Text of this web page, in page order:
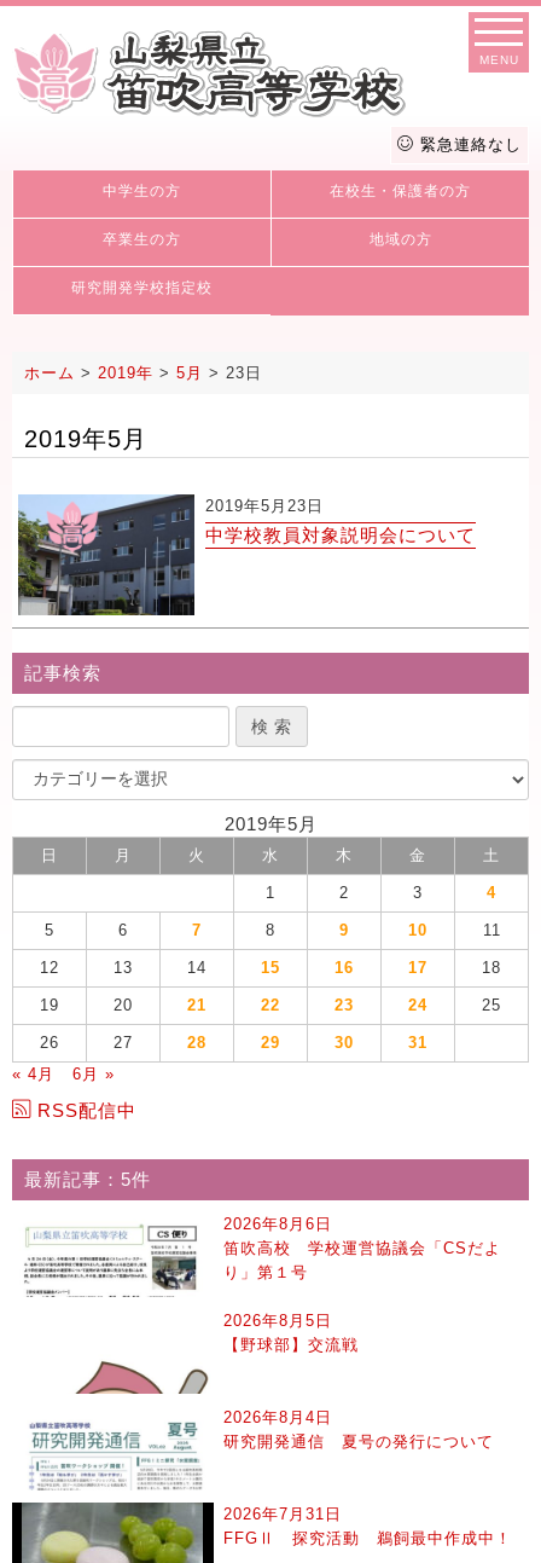
MENU
緊急連絡なし
中学生の方 在校生・保護者の方
卒業生の方 地域の方
研究開発学校指定校
ホーム > 2019年 > 5月 > 23日
2019年5月
2019年5月23日
中学校教員対象説明会について
記事検索
2019年5月
日 月 火 水 木 金 土
1 2 3 4
5 6 7 8 9 10 11
12 13 14 15 16 17 18
19 20 21 22 23 24 25
26 27 28 29 30
31
« 4月
6月 »
RSS配信中
最新記事：5件
2026年8月6日
笛吹高校 学校運営協議会「CSだよ
り」第１号
2026年8月5日
【野球部】交流戦
2026年8月4日
研究開発通信 夏号の発行について
2026年7月31日
FFGⅡ 探究活動 鵜飼最中作成中！